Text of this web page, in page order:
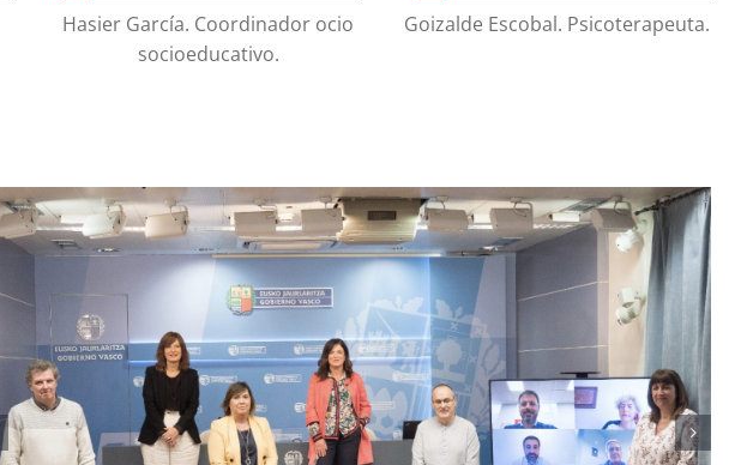
Hasier García. Coordinador ocio
socioeducativo.
Goizalde Escobal. Psicoterapeuta.